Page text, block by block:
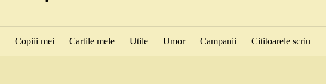
Copiii mei Cartile mele Utile Umor Campanii Cititoarele scriu